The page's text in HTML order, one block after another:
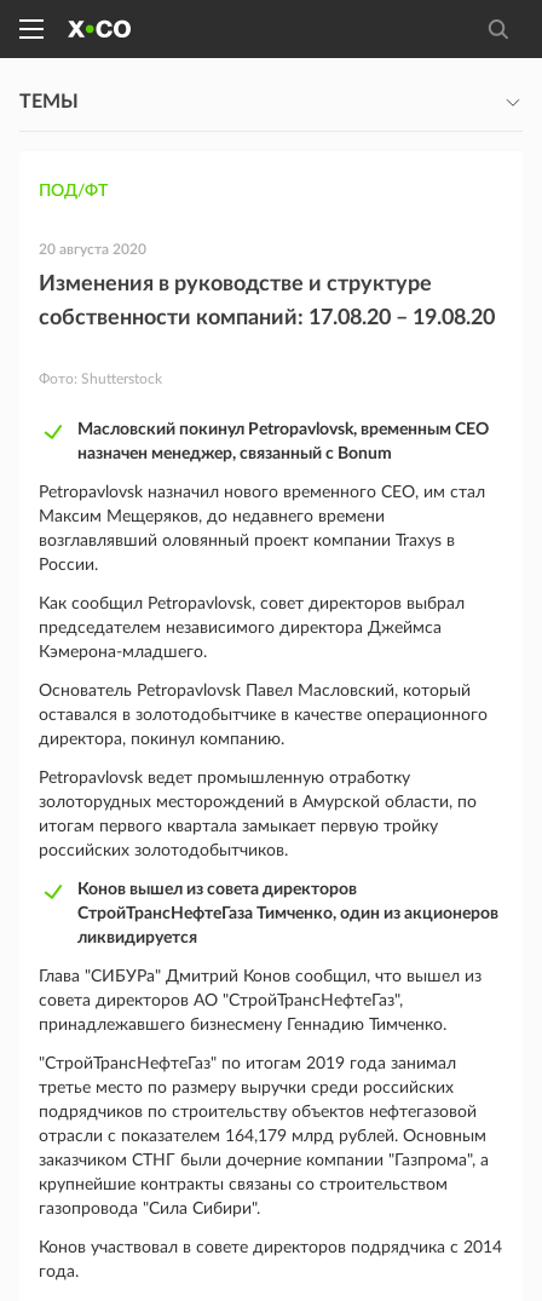
ТЕМЫ
ПОД/ФТ
20 августа 2020
Изменения в руководстве и структуре
собственности компаний: 17.08.20 – 19.08.20
Фото: Shutterstock
Масловский покинул Petropavlovsk, временным CEO
назначен менеджер, связанный с Bonum
Petropavlovsk назначил нового временного CEO, им стал
Максим Мещеряков, до недавнего времени
возглавлявший оловянный проект компании Traxys в
России.
Как сообщил Petropavlovsk, совет директоров выбрал
председателем независимого директора Джеймса
Кэмерона-младшего.
Основатель Petropavlovsk Павел Масловский, который
оставался в золотодобытчике в качестве операционного
директора, покинул компанию.
Petropavlovsk ведет промышленную отработку
золоторудных месторождений в Амурской области, по
итогам первого квартала замыкает первую тройку
российских золотодобытчиков.
Конов вышел из совета директоров
СтройТрансНефтеГаза Тимченко, один из акционеров
ликвидируется
Глава "СИБУРа" Дмитрий Конов сообщил, что вышел из
совета директоров АО "СтройТрансНефтеГаз",
принадлежавшего бизнесмену Геннадию Тимченко.
"СтройТрансНефтеГаз" по итогам 2019 года занимал
третье место по размеру выручки среди российских
подрядчиков по строительству объектов нефтегазовой
отрасли с показателем 164,179 млрд рублей. Основным
заказчиком СТНГ были дочерние компании "Газпрома", а
крупнейшие контракты связаны со строительством
газопровода "Сила Сибири".
Конов участвовал в совете директоров подрядчика с 2014
года.